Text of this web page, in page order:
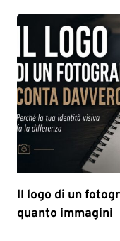
Il logo di un
quanto immagini